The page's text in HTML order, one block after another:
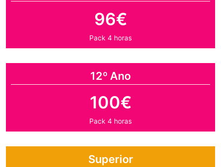
96€
Pack 4 horas
12º Ano
100€
Pack 4 horas
Superior